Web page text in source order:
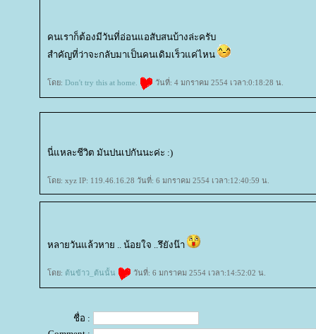
คนเราก็ต้องมีวันที่อ่อนแอสับสนบ้างล่ะครับ
สำคัญที่ว่าจะกลับมาเป็นคนเดิมเร็วแค่ไหน
ดย: Don't try this at home. วันที่: 4 มกราคม 2554 เวลา:0:18:28 น.
นี่แหละชีวิต มันปนเปกันนะค่ะ :)
ดย: xyz IP: 119.46.16.28 วันที่: 6 มกราคม 2554 เวลา:12:40:59 น.
หลายวันแล้วหาย .. น้อยใจ ..รึยังน๊า
ดย: ต้นข้าว_ต้นนั้น วันที่: 6 มกราคม 2554 เวลา:14:52:02 น.
ชื่อ :